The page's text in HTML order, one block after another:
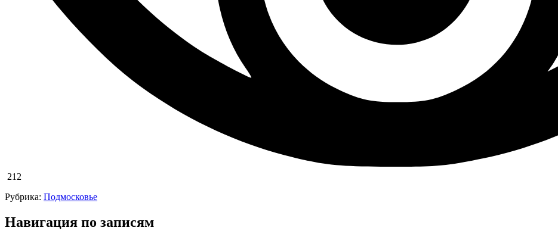
212
Рубрика: Подмосковье
Навигация по записям